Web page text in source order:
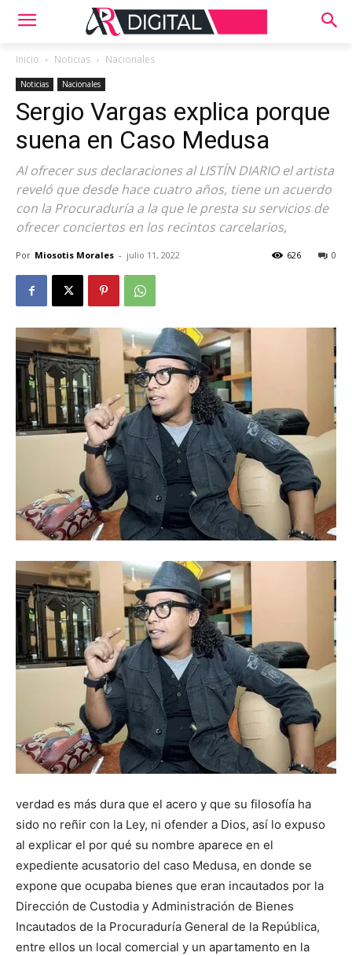
Inicio Noticias Nacionales
Noticias Nacionales
Sergio Vargas explica porque
suena en Caso Medusa
Al ofrecer sus declaraciones al LISTÍN DIARIO el artista
reveló que desde hace cuatro años, tiene un acuerdo
con la Procuraduría a la que le presta su servicios de
ofrecer conciertos en los recintos carcelarios,
Por Miosotis Morales - julio 11, 2022 0
626
verdad es más dura que el acero y que su filosofía ha
sido no reñir con la Ley, ni ofender a Dios, así lo expuso
al explicar el por qué su nombre aparece en el
expediente acusatorio del caso Medusa, en donde se
expone que ocupaba bienes que eran incautados por la
Dirección de Custodia y Administración de Bienes
Incautados de la Procuraduría General de la República,
entre ellos un local comercial y un apartamento en la